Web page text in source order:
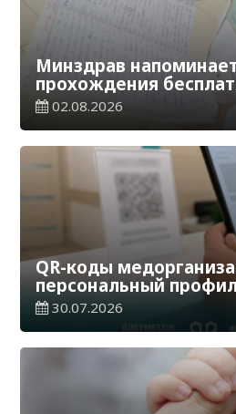
Минздрав
прохождения
скринингов в
лет
02.08.2026
QR-коды
персональный
оценка качества –
«народный
здравоохранении
30.07.2026